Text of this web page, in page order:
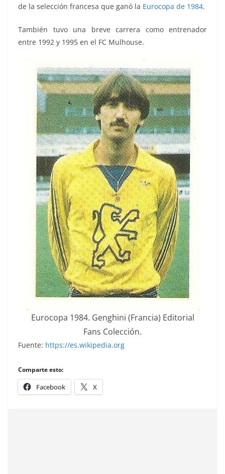
de la selección francesa que ganó la Eurocopa de 1984.
También tuvo una breve carrera como entrenador
entre 1992 y 1995 en el FC Mulhouse.
Eurocopa 1984. Genghini (Francia) Editorial
Fans Colección.
Fuente: https://es.wikipedia.org
Comparte esto:
Facebook X